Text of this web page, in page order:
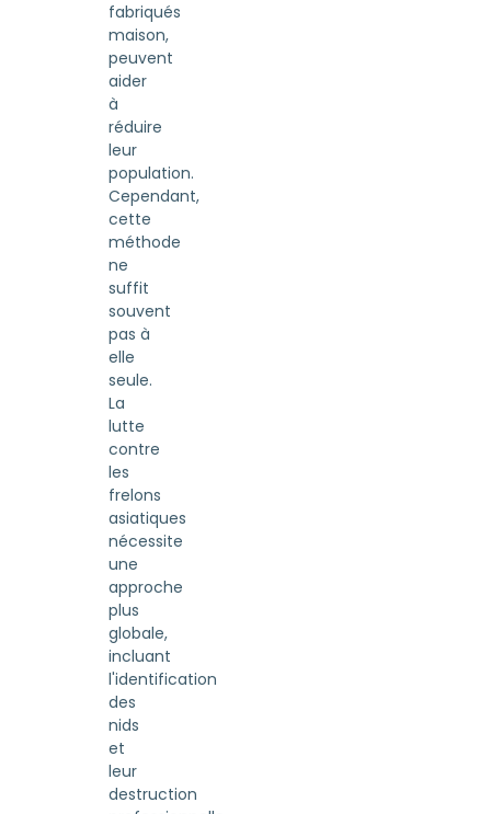
fabriqués
maison,
peuvent
aider
à
réduire
leur
population.
Cependant,
cette
méthode
ne
suffit
souvent
pas à
elle
seule.
La
lutte
contre
les
frelons
asiatiques
nécessite
une
approche
plus
globale,
incluant
l'identification
des
nids
et
leur
destruction